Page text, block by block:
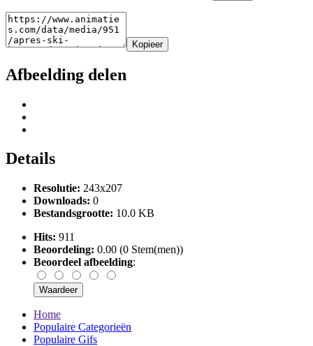
Kopieer
Afbeelding delen
Details
Resolutie: 243x207
Downloads: 0
Bestandsgrootte: 10.0 KB
Hits: 911
Beoordeling: 0.00 (0 Stem(men))
Beoordeel afbeelding:
Home
Populaire Categorieën
Populaire Gifs